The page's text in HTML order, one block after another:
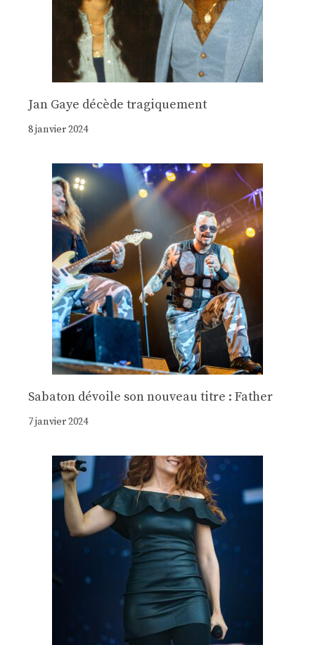
Jan Gaye décède tragiquement
8 janvier 2024
Sabaton dévoile son nouveau titre : Father
7 janvier 2024